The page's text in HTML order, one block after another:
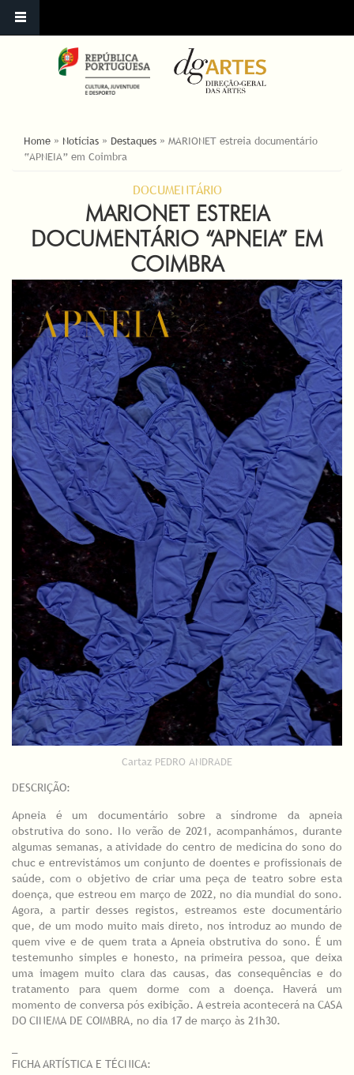
ESTÁ AQUI
Home » Notícias » Destaques » MARIONET estreia documentário
“APNEIA” em Coimbra
DOCUMENTÁRIO
MARIONET ESTREIA
DOCUMENTÁRIO “APNEIA” EM
COIMBRA
Cartaz PEDRO ANDRADE
DESCRIÇÃO:
Apneia é um documentário sobre a síndrome da apneia
obstrutiva do sono. No verão de 2021, acompanhámos, durante
algumas semanas, a atividade do centro de medicina do sono do
chuc e entrevistámos um conjunto de doentes e profissionais de
saúde, com o objetivo de criar uma peça de teatro sobre esta
doença, que estreou em março de 2022, no dia mundial do sono.
Agora, a partir desses registos, estreamos este documentário
que, de um modo muito mais direto, nos introduz ao mundo de
quem vive e de quem trata a Apneia obstrutiva do sono. É um
testemunho simples e honesto, na primeira pessoa, que deixa
uma imagem muito clara das causas, das consequências e do
tratamento para quem dorme com a doença. Haverá um
momento de conversa pós exibição. A estreia acontecerá na CASA
DO CINEMA DE COIMBRA, no dia 17 de março às 21h30.
FICHA ARTÍSTICA E TÉCNICA: